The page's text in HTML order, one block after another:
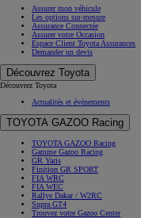
Assurer mon véhicule
Les options sur-mesure
Assurance Connectée
Assurer votre Occasion
Espace Client Toyota Assurances
Demander un devis
Découvrez Toyota
Découvrez Toyota
Actualités et évènements
TOYOTA GAZOO Racing
TOYOTA GAZOO Racing
Gamme Gazoo Racing
GR Yaris
Finition GR SPORT
FIA WRC
FIA WEC
Rallye Dakar / W2RC
Supra GT4
Trouvez votre Gazoo Center